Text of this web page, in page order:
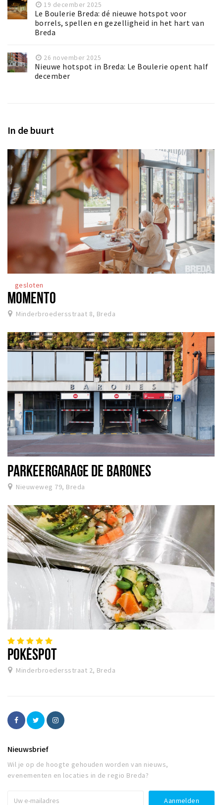
19 december 2025
Le Boulerie Breda: dé nieuwe hotspot voor
borrels, spellen en gezelligheid in het hart van
Breda
26 november 2025
Nieuwe hotspot in Breda: Le Boulerie opent half
december
In de buurt
gesloten
MOMENTO
Minderbroedersstraat 8, Breda
PARKEERGARAGE DE BARONES
Nieuweweg 79, Breda
POKÉSPOT
Minderbroedersstraat 2, Breda
Nieuwsbrief
Wil je op de hoogte gehouden worden van nieuws,
evenementen en locaties in de regio Breda?